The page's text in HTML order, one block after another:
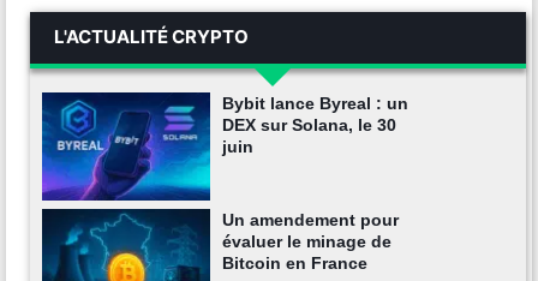
L'ACTUALITÉ CRYPTO
Bybit lance Byreal : un
DEX sur Solana, le 30
juin
Un amendement pour
évaluer le minage de
Bitcoin en France